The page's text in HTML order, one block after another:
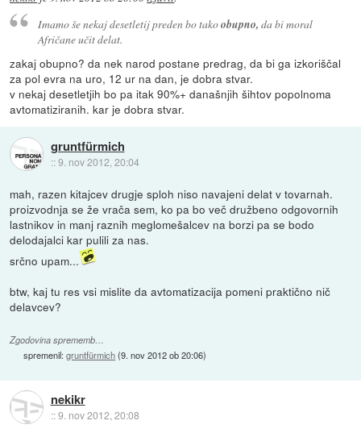
Imamo še nekaj desetletij preden bo takoobupno, da bi moral
Afričane učit delat.
zakaj obupno? da nek narod postane predrag, da bi ga izkoriščal
za pol evra na uro, 12 ur na dan, je dobra stvar.
v nekaj desetletjih bo pa itak 90%+ današnjih šihtov popolnoma
avtomatiziranih. kar je dobra stvar.
gruntfürmich
::9. nov 2012, 20:04
mah, razen kitajcev drugje sploh niso navajeni delat v tovarnah.
proizvodnja se že vrača sem, ko pa bo več družbeno odgovornih
lastnikov in manj raznih meglomešalcev na borzi pa se bodo
delodajalci kar pulili za nas.
srčno upam...
btw, kaj tu res vsi mislite da avtomatizacija pomeni praktično nič
delavcev?
Zgodovina sprememb…
spremenil:gruntfürmich(9. nov 2012 ob 20:06)
nekikr
::9. nov 2012, 20:08